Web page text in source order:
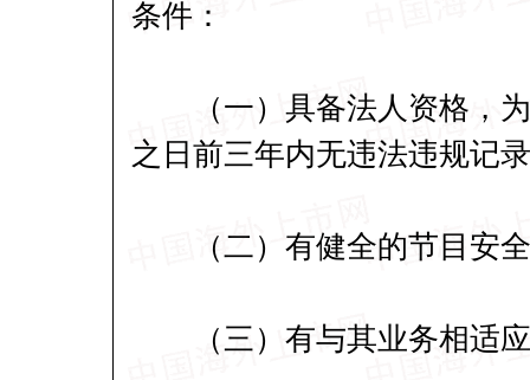
条件：
（一）具备法人资格，为
之日前三年内无违法违规记
（二）有健全的节目安全
（三）有与其业务相适应